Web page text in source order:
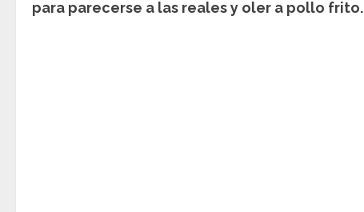
para parecerse a las reales y oler a pollo frito.